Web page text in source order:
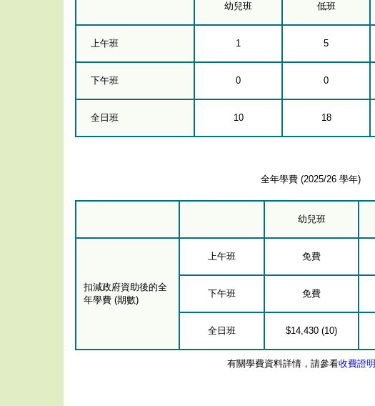
幼兒班 低班
上午班 1 5
下午班 0 0
全日班 10 18
全年學費 (2025/26 學年)
幼兒班
扣減政府資助後的全
年學費 (期數)
上午班 免費
下午班 免費
全日班 $14,430 (10)
有關學費資料詳情，請參看收費證